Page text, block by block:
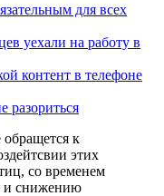
для всех
уехали на работу в
контент в телефоне
разориться
обращется к
этих
со временем
и снижению